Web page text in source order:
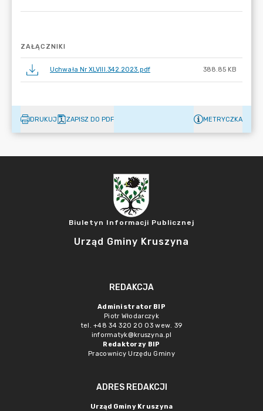
ZAŁĄCZNIKI
Uchwała Nr XLVIII.342.2023.pdf 388.85 KB
DRUKUJ ZAPISZ DO PDF METRYCZKA
Biuletyn Informacji Publicznej
Urząd Gminy Kruszyna
REDAKCJA
Administrator BIP
Piotr Włodarczyk
tel. +48 34 320 20 03 wew. 39
informatyk@kruszyna.pl
Redaktorzy BIP
Pracownicy Urzędu Gminy
ADRES REDAKCJI
Urząd Gminy Kruszyna